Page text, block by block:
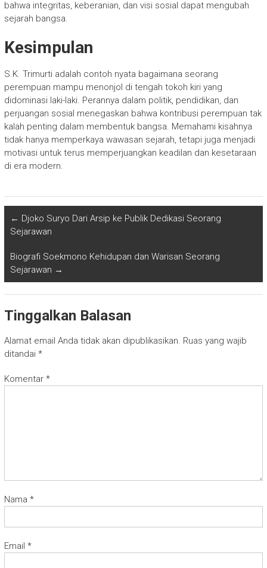
bahwa integritas, keberanian, dan visi sosial dapat mengubah
sejarah bangsa.
Kesimpulan
S.K. Trimurti adalah contoh nyata bagaimana seorang
perempuan mampu menonjol di tengah tokoh kiri yang
didominasi laki-laki. Perannya dalam politik, pendidikan, dan
perjuangan sosial menegaskan bahwa kontribusi perempuan tak
kalah penting dalam membentuk bangsa. Memahami kisahnya
tidak hanya memperkaya wawasan sejarah, tetapi juga menjadi
motivasi untuk terus memperjuangkan keadilan dan kesetaraan
di era modern.
← Djoko Suryo Dari Arsip ke Publik Dedikasi Seorang
Sejarawan
Biografi Soekmono Kehidupan dan Warisan Seorang
Sejarawan →
Tinggalkan Balasan
Alamat email Anda tidak akan dipublikasikan. Ruas yang wajib
ditandai *
Komentar *
Nama *
Email *